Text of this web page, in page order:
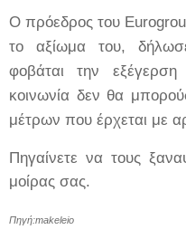
Ο πρόεδρος του
το αξίωμα του,
φοβάται την
κοινωνία δεν θα
μέτρων που έρχεται με
Πηγαίνετε να τους
μοίρας σας.
Πηγή:makeleio